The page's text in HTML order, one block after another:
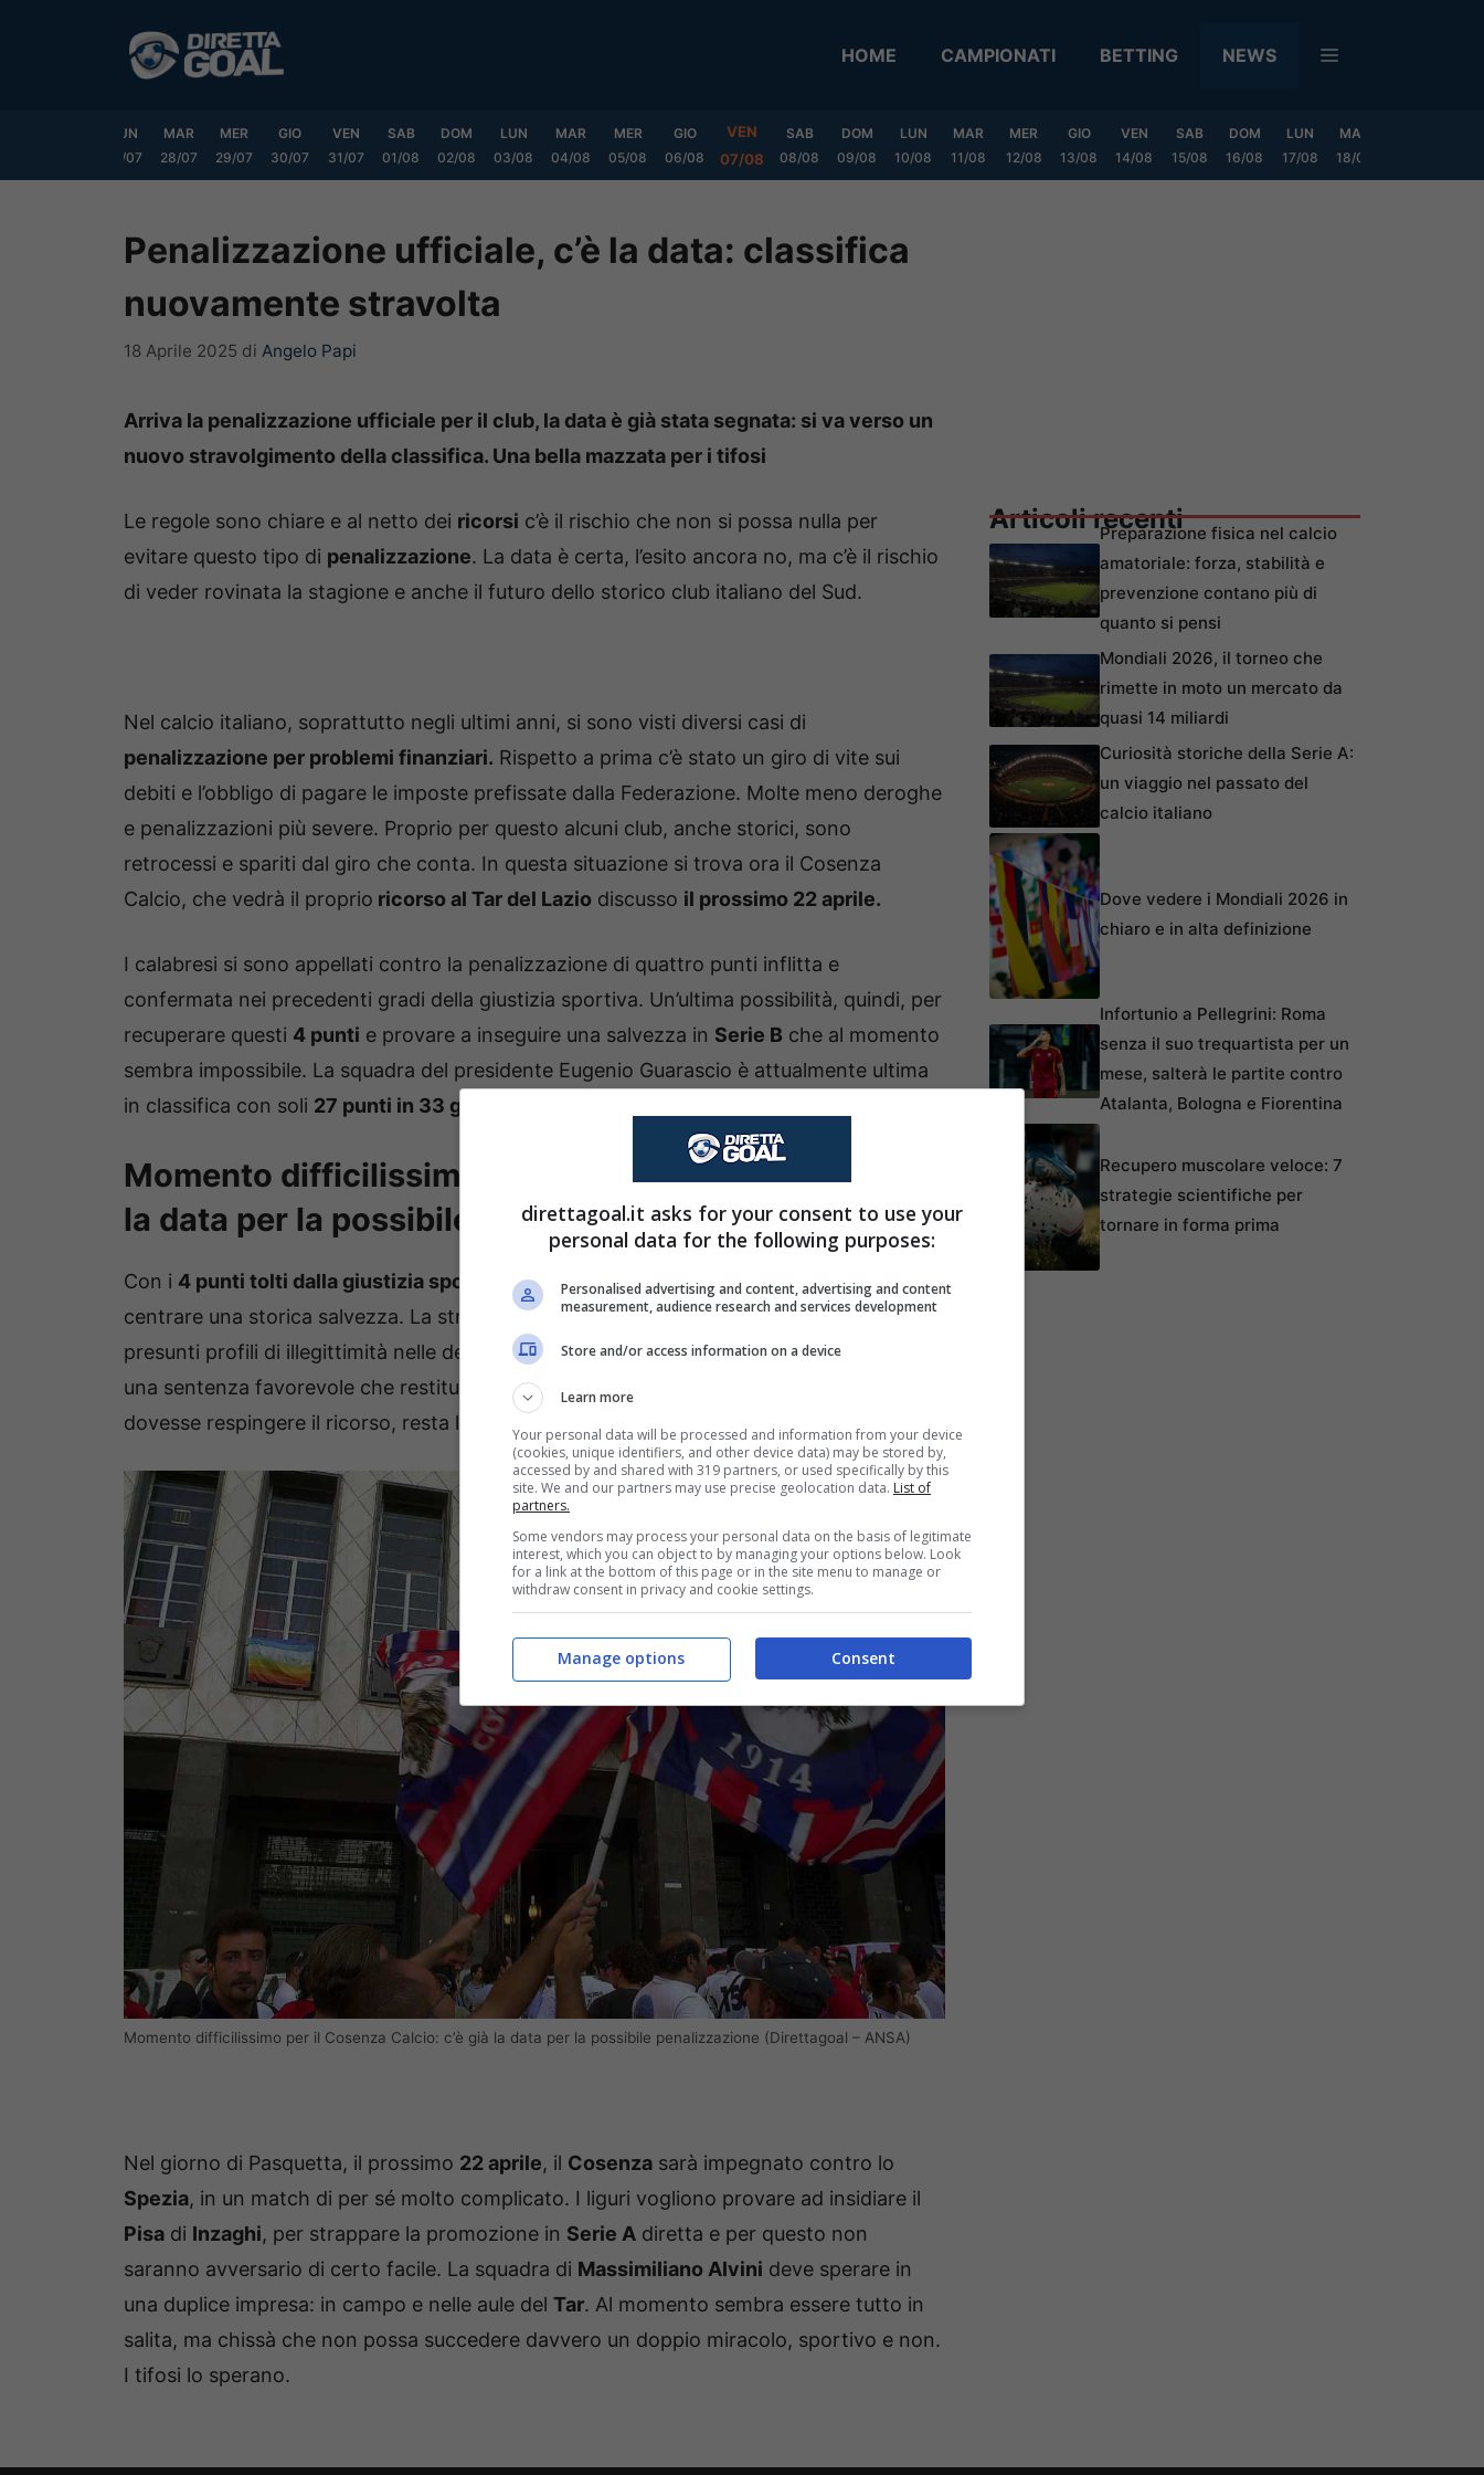
HOME CAMPIONATI BETTING NEWS
LUN
27/07
MAR
28/07
MER
29/07
GIO
30/07
VEN
31/07
SAB
01/08
DOM
02/08
LUN
03/08
MAR
04/08
MER
05/08
GIO
06/08
VEN
07/08
SAB
08/08
DOM
09/08
LUN
10/08
MAR
11/08
MER
12/08
GIO
13/08
VEN
14/08
SAB
15/08
DOM
16/08
LUN
17/08
MAR
18/08
Penalizzazione ufficiale, c’è la data: classifica
nuovamente stravolta
18 Aprile 2025 di Angelo Papi
Arriva la penalizzazione ufficiale per il club, la data è già stata segnata: si va verso un
nuovo stravolgimento della classifica. Una bella mazzata per i tifosi
Le regole sono chiare e al netto dei ricorsi c’è il rischio che non si possa nulla per
evitare questo tipo di penalizzazione. La data è certa, l’esito ancora no, ma c’è il rischio
di veder rovinata la stagione e anche il futuro dello storico club italiano del Sud.
Nel calcio italiano, soprattutto negli ultimi anni, si sono visti diversi casi di
penalizzazione per problemi finanziari. Rispetto a prima c’è stato un giro di vite sui
debiti e l’obbligo di pagare le imposte prefissate dalla Federazione. Molte meno deroghe
e penalizzazioni più severe. Proprio per questo alcuni club, anche storici, sono
retrocessi e spariti dal giro che conta. In questa situazione si trova ora il Cosenza
Calcio, che vedrà il proprio ricorso al Tar del Lazio discusso il prossimo 22 aprile.
I calabresi si sono appellati contro la penalizzazione di quattro punti inflitta e
confermata nei precedenti gradi della giustizia sportiva. Un’ultima possibilità, quindi, per
recuperare questi 4 punti e provare a inseguire una salvezza in Serie B che al momento
sembra impossibile. La squadra del presidente Eugenio Guarascio è attualmente ultima
in classifica con soli 27 punti in 33 giornate
Momento difficilissimo per il Cosenza Calcio: c’è già
la data per la possibile penalizzazione
Con i 4 punti tolti dalla giustizia sportiva ilCosenzapotrebbe anche sperare di
centrare una storica salvezza. La strategia difensiva del club calabrese punta su
presunti profili di illegittimità nelle decisioni adottate finora, nella speranza di ottenere
una sentenza favorevole che restituisca entusiasmo all’ambiente. Qualora anche il
dovesse respingere il ricorso, resta l’ultima via, ovvero quella del
Momento difficilissimo per il Cosenza Calcio: c’è già la data per la possibile penalizzazione (Direttagoal – ANSA)
Nel giorno di Pasquetta, il prossimo 22 aprile, il Cosenza sarà impegnato contro lo
Spezia, in un match di per sé molto complicato. I liguri vogliono provare ad insidiare il
Pisa di Inzaghi, per strappare la promozione in Serie A diretta e per questo non
saranno avversario di certo facile. La squadra di Massimiliano Alvini deve sperare in
una duplice impresa: in campo e nelle aule del Tar. Al momento sembra essere tutto in
salita, ma chissà che non possa succedere davvero un doppio miracolo, sportivo e non.
I tifosi lo sperano.
Articoli recentiPreparazione fisica nel calcio
amatoriale: forza, stabilità e
prevenzione contano più di
quanto si pensi
Mondiali 2026, il torneo che
rimette in moto un mercato da
quasi 14 miliardi
Curiosità storiche della Serie A:
un viaggio nel passato del
calcio italiano
Dove vedere i Mondiali 2026 in
chiaro e in alta definizione
Infortunio a Pellegrini: Roma
senza il suo trequartista per un
mese, salterà le partite contro
Atalanta, Bologna e Fiorentina
Recupero muscolare veloce: 7
strategie scientifiche per
tornare in forma prima
direttagoal.it asks for your consent to use your
personal data for the following purposes:
Personalised advertising and content, advertising and content
measurement, audience research and services development
Store and/or access information on a device
Learn more
Your personal data will be processed and information from your device
(cookies, unique identifiers, and other device data) may be stored by,
accessed by and shared with 319 partners, or used specifically by this
site. We and our partners may use precise geolocation data. List of
partners.
Some vendors may process your personal data on the basis of legitimate
interest, which you can object to by managing your options below. Look
for a link at the bottom of this page or in the site menu to manage or
withdraw consent in privacy and cookie settings.
Consent
Manage options